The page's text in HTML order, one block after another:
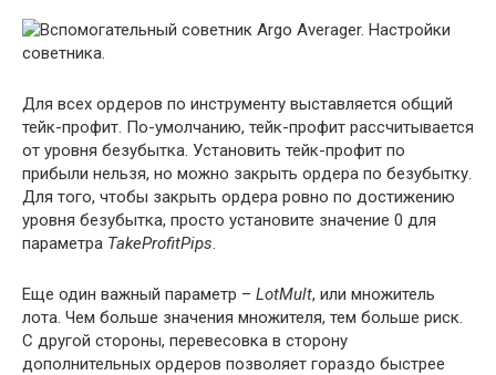
Для всех ордеров по инструменту выставляется общий
тейк-профит. По-умолчанию, тейк-профит рассчитывается
от уровня безубытка. Установить тейк-профит по
прибыли нельзя, но можно закрыть ордера по безубытку.
Для того, чтобы закрыть ордера ровно по достижению
уровня безубытка, просто установите значение 0 для
параметра TakeProfitPips.
Еще один важный параметр – LotMult, или множитель
лота. Чем больше значения множителя, тем больше риск.
С другой стороны, перевесовка в сторону
дополнительных ордеров позволяет гораздо быстрее